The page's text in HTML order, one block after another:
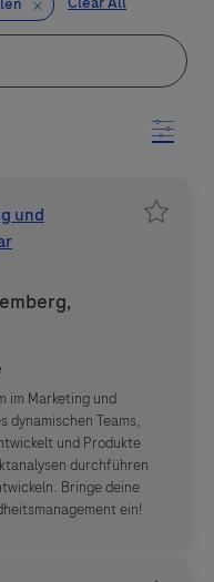
Filter
und
im Marketing und
dynamischen Teams,
und Produkte
durchführen
Bringe deine
ein!
Job